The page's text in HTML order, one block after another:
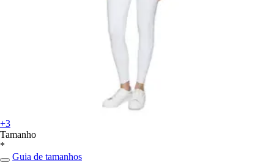
+3
Tamanho
*
Guia de tamanhos